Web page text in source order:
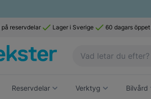
på reservdelar Lager i Sverige 60 dagars
Reservdelar Verktyg Bilvård